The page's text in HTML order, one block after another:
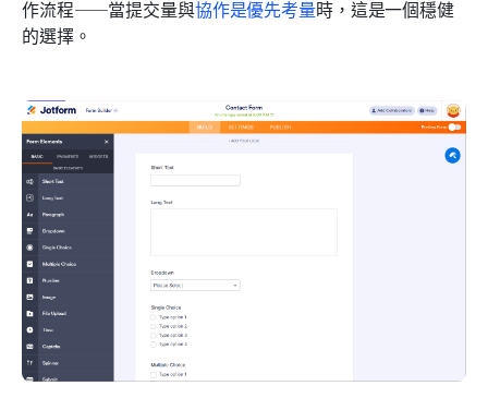
作流程——當提交量與協作是優先考量時，這是一個穩健
的選擇。